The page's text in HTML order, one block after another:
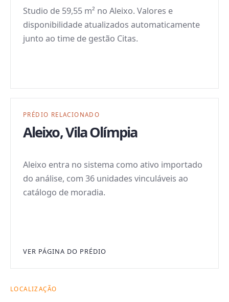
Studio de 59,55 m² no Aleixo. Valores e
disponibilidade atualizados automaticamente
junto ao time de gestão Citas.
PRÉDIO RELACIONADO
Aleixo,Vila Olímpia
Aleixo entra no sistema como ativo importado
do análise, com 36 unidades vinculáveis ao
catálogo de moradia.
VER PÁGINA DO PRÉDIO
LOCALIZAÇÃO